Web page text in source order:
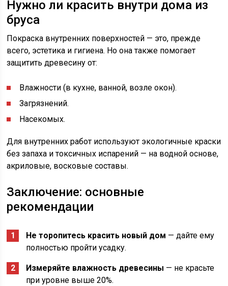
Нужно ли красить внутри дома из
бруса
Покраска внутренних поверхностей — это, прежде
всего, эстетика и гигиена. Но она также помогает
защитить древесину от:
Влажности (в кухне, ванной, возле окон).
Загрязнений.
Насекомых.
Для внутренних работ используют экологичные краски
без запаха и токсичных испарений — на водной основе,
акриловые, восковые составы.
Заключение: основные
рекомендации
Не торопитесь красить новый дом — дайте ему
полностью пройти усадку.
Измеряйте влажность древесины — не красьте
при уровне выше 20%.